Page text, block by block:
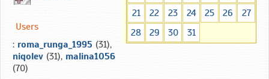
21
22 23 24 25 26
27
28
29 30 31
Users
: roma_runga_1995 (31),
niqolev (31), malina1056
(70)